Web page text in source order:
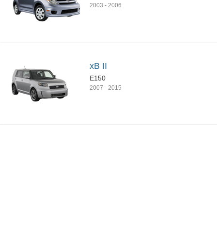
2003 - 2006
xB II
E150
2007 - 2015